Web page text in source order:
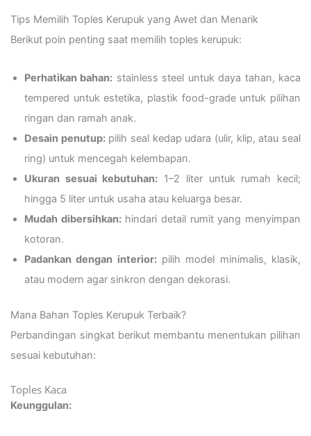
Tips Memilih Toples Kerupuk yang Awet dan Menarik
Berikut poin penting saat memilih toples kerupuk:
Perhatikan bahan: stainless steel untuk daya tahan, kaca
tempered untuk estetika, plastik food-grade untuk pilihan
ringan dan ramah anak.
Desain penutup:pilih seal kedap udara (ulir, klip, atau seal
ring) untuk mencegah kelembapan.
Ukuran sesuai kebutuhan: 1–2 liter untuk rumah kecil;
hingga 5 liter untuk usaha atau keluarga besar.
Mudah dibersihkan:hindari detail rumit yang menyimpan
kotoran.
Padankan dengan interior:pilih model minimalis, klasik,
atau modern agar sinkron dengan dekorasi.
Mana Bahan Toples Kerupuk Terbaik?
Perbandingan singkat berikut membantu menentukan pilihan
sesuai kebutuhan:
Toples Kaca
Keunggulan: